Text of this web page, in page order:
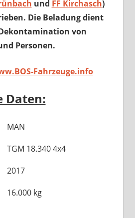
und FF Kirchasch)
Die Beladung dient
von
Personen.
Fahrzeuge.info
Daten:
MAN
TGM 18.340 4x4
2017
16.000 kg